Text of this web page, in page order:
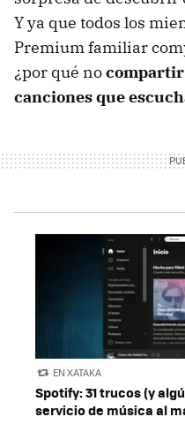
Y ya que todos los
Premium familiar
¿por qué no
canciones que
EN XATAKA
Spotify: 31 trucos (y
servicio de música al